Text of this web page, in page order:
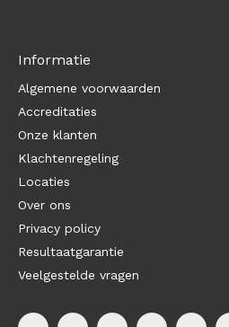
Informatie
Algemene voorwaarden
Accreditaties
Onze klanten
Klachtenregeling
Locaties
Over ons
Privacy policy
Resultaatgarantie
Veelgestelde vragen